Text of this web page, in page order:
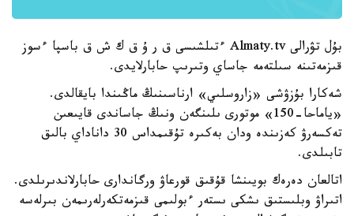
بۇل تۋرالى Almaty.tv ءتىلشىسى ق ر ۇ ق ك ش ق باسپا ءسوز
قىزمەتىنە سىلتەمە جاساي وتىرىپ حابارلايدى.
شەكارا بۇزۋشى «زاروسلىي» ارناسىنىڭ ماڭىندا بايقالدى.
«ياماحا-150» موتورى ىلىنگەن ونىڭ جاساندى قايىعىن
تەكسەرۋ كەزىندە ودان بەكىرە تۇقىمداس 30 داناداي بالىق
تابىلدى.
اتالعان دەرەك بويىنشا قۇقىق قورعاۋ ورگاندارى حابارلاندىرىلدى.
اتىراۋ وبلىستىق ىشكى ىستەر ءبولىمى قىزمەتكەرلەرىمەن بىرلەسە